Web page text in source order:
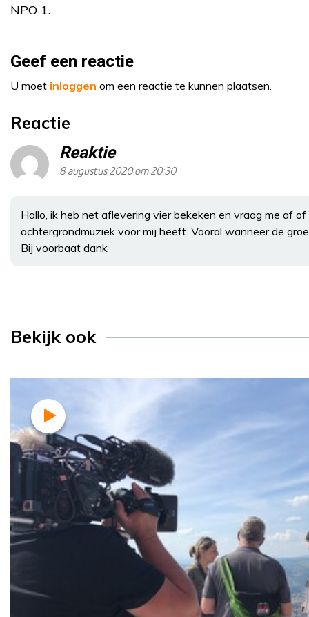
NPO 1.
Geef een reactie
U moet inloggen om een reactie te kunnen plaatsen.
Reactie
Reaktie
8 augustus 2020 om 20:30
Hallo, ik heb net aflevering vier bekeken en vraag me af
achtergrondmuziek voor mij heeft. Vooral wanneer de
Bij voorbaat dank
Bekijk ook